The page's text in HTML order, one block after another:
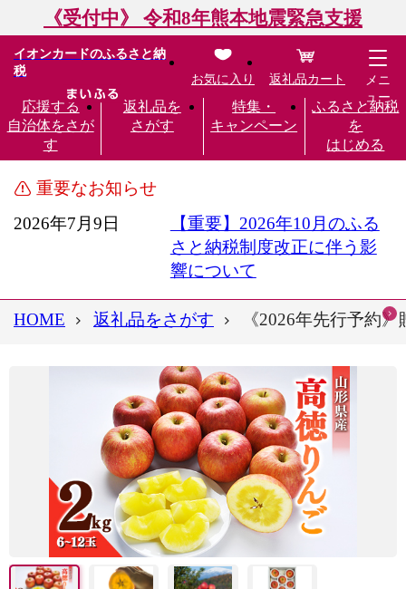
《受付中》 令和8年熊本地震緊急支援
イオンカードのふるさと納
税
応援する
自治体をさが
す
返礼品を
さがす
特集・
キャンペーン
ふるさと納税
を
はじめる
お気に入り 返礼品カート
メニ
ュー
重要なお知らせ
2026年7月9日
【重要】2026年10月のふる
さと納税制度改正に伴う影
響について
HOME 返礼品をさがす 《2026年先行予約